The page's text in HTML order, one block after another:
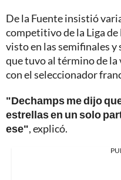
De la Fuente insistió
competitivo de la Liga de
visto en las semifinales y
que tuvo al término de
con el seleccionador
"Dechamps me dijo
estrellas en un solo
ese", explicó.